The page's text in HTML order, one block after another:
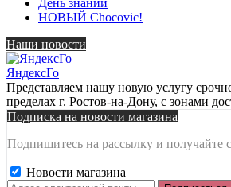
День знаний
НОВЫЙ Chocovic!
Наши новости
ЯндексГо
Представляем нашу новую услугу
пределах г. Ростов-на-Дону, с зонами
Подписка на новости магазина
Подпишитесь на рассылку и получайте
Новости магазина